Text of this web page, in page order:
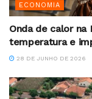
ECONOMIA
Onda de calor na
temperatura e
28 DE JUNHO DE 2026